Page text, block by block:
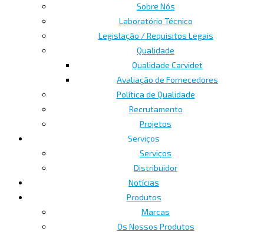
Sobre Nós
Laboratório Técnico
Legislação / Requisitos Legais
Qualidade
Qualidade Carvidet
Avaliação de Fornecedores
Política de Qualidade
Recrutamento
Projetos
Serviços
Serviços
Distribuidor
Notícias
Produtos
Marcas
Os Nossos Produtos